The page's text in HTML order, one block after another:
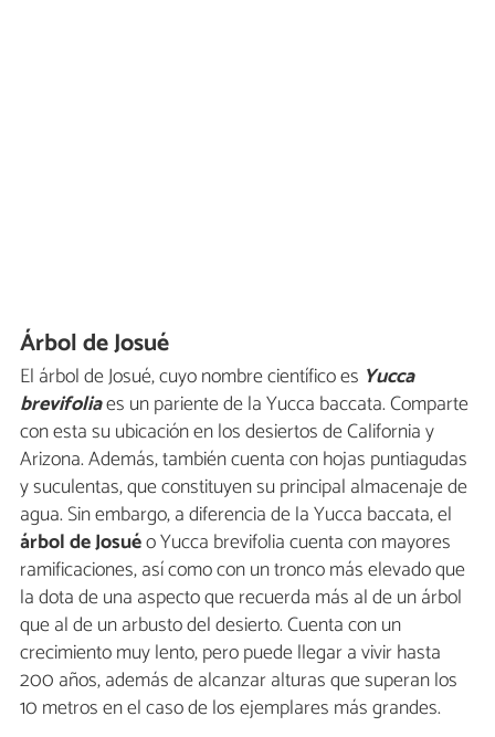
Árbol de Josué
El árbol de Josué, cuyo nombre científico es Yucca
brevifoliaes un pariente de la Yucca baccata. Comparte
con esta su ubicación en los desiertos de California y
Arizona. Además, también cuenta con hojas puntiagudas
y suculentas, que constituyen su principal almacenaje de
agua. Sin embargo, a diferencia de la Yucca baccata, el
árbol de Josuéo Yucca brevifolia cuenta con mayores
ramificaciones, así como con un tronco más elevado que
la dota de una aspecto que recuerda más al de un árbol
que al de un arbusto del desierto. Cuenta con un
crecimiento muy lento, pero puede llegar a vivir hasta
200 años, además de alcanzar alturas que superan los
10 metros en el caso de los ejemplares más grandes.